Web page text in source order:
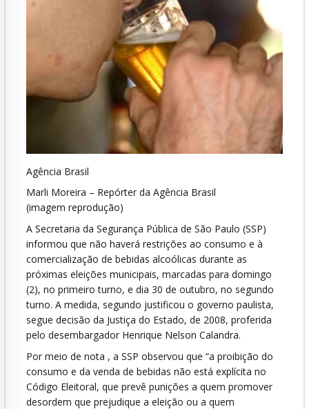
Agência Brasil
Marli Moreira – Repórter da Agência Brasil
(imagem reprodução)
A Secretaria da Segurança Pública de São Paulo (SSP)
informou que não haverá restrições ao consumo e à
comercialização de bebidas alcoólicas durante as
próximas eleições municipais, marcadas para domingo
(2), no primeiro turno, e dia 30 de outubro, no segundo
turno. A medida, segundo justificou o governo paulista,
segue decisão da Justiça do Estado, de 2008, proferida
pelo desembargador Henrique Nelson Calandra.
Por meio de nota , a SSP observou que “a proibição do
consumo e da venda de bebidas não está explícita no
Código Eleitoral, que prevê punições a quem promover
desordem que prejudique a eleição ou a quem